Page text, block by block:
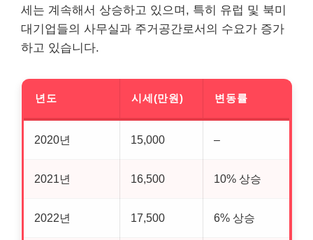
세는 계속해서 상승하고 있으며, 특히 유럽 및 북미
대기업들의 사무실과 주거공간로서의 수요가 증가
하고 있습니다.
년도 시세(만원) 변동률
2020년 15,000 –
2021년 16,500 10% 상승
2022년 17,500 6% 상승